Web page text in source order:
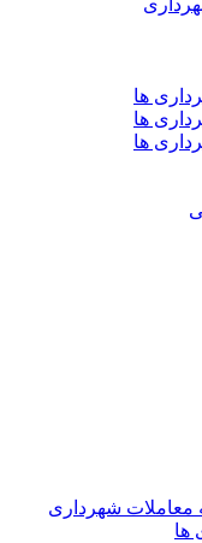
معاملات شهرداری
ها